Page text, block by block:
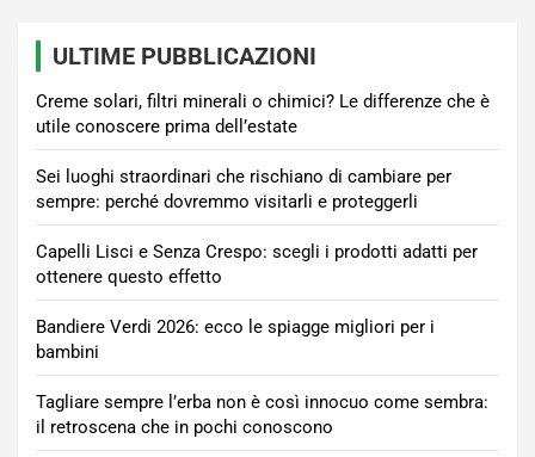
ULTIME PUBBLICAZIONI
Creme solari, filtri minerali o chimici? Le differenze che è
utile conoscere prima dell’estate
Sei luoghi straordinari che rischiano di cambiare per
sempre: perché dovremmo visitarli e proteggerli
Capelli Lisci e Senza Crespo: scegli i prodotti adatti per
ottenere questo effetto
Bandiere Verdi 2026: ecco le spiagge migliori per i
bambini
Tagliare sempre l’erba non è così innocuo come sembra:
il retroscena che in pochi conoscono